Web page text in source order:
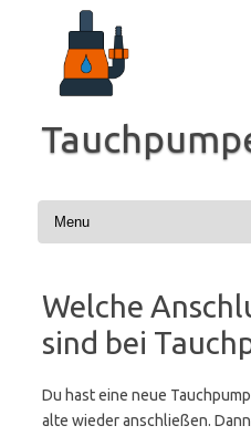
springen
Welche
sind bei
Du hast eine neue
alte wieder anschließen.